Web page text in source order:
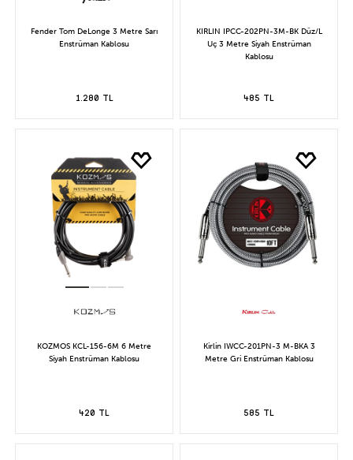
Fender Tom DeLonge 3 Metre Sarı
Enstrüman Kablosu
1.280 TL
KIRLIN IPCC-202PN-3M-BK Düz/L
Uç 3 Metre Siyah Enstrüman
Kablosu
485 TL
KOZMOS KCL-156-6M 6 Metre
Siyah Enstrüman Kablosu
420 TL
Kirlin IWCC-201PN-3 M-BKA 3
Metre Gri Enstrüman Kablosu
585 TL